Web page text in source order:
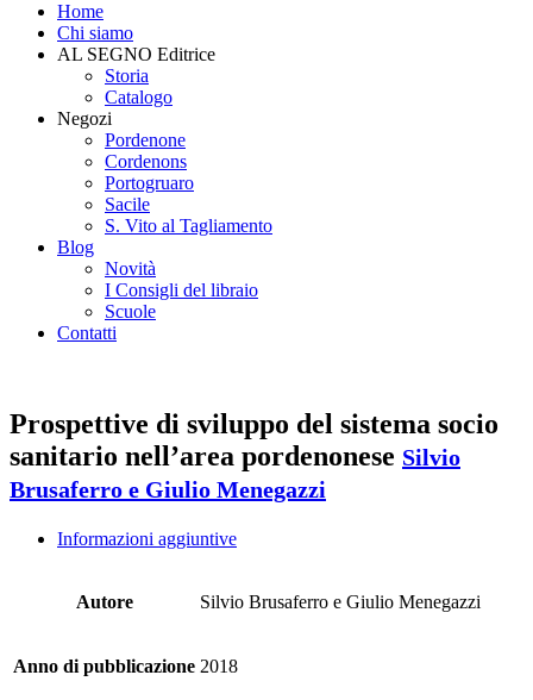
Home
Chi siamo
AL SEGNO Editrice
Storia
Catalogo
Negozi
Pordenone
Cordenons
Portogruaro
Sacile
S. Vito al Tagliamento
Blog
Novità
I Consigli del libraio
Scuole
Contatti
Prospettive di sviluppo del sistema socio
sanitario nell’area pordenonese Silvio
Brusaferro e Giulio Menegazzi
Informazioni aggiuntive
Autore Silvio Brusaferro e Giulio Menegazzi
Anno di pubblicazione 2018